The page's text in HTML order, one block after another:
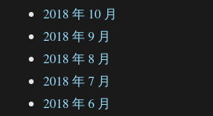
2018 年 10 月
2018 年 9 月
2018 年 8 月
2018 年 7 月
2018 年 6 月